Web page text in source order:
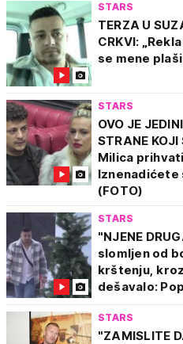
STARS
TERZA U
CRKVI:
se mene
STARS
OVO JE
STRANE
Milica
Iznenadićete
(FOTO)
STARS
"NJENE
slomljen od
krštenju,
dešavalo:
STARS
"ZAMISLITE